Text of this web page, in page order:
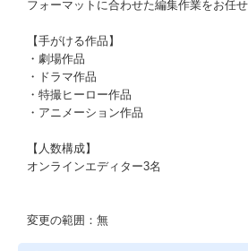
フォーマットに合わせた編集作業をお任せ
【手がける作品】
・劇場作品
・ドラマ作品
・特撮ヒーロー作品
・アニメーション作品
【人数構成】
オンラインエディター3名
変更の範囲：無